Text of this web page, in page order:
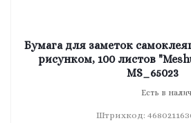
Бумага для заметок
рисунком, 100 листов
MS_65023
Есть в
Штрихкод: